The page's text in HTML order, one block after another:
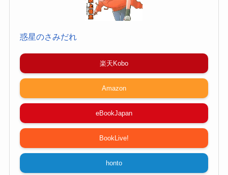
惑星のさみだれ
楽天Kobo
Amazon
eBookJapan
BookLive!
honto